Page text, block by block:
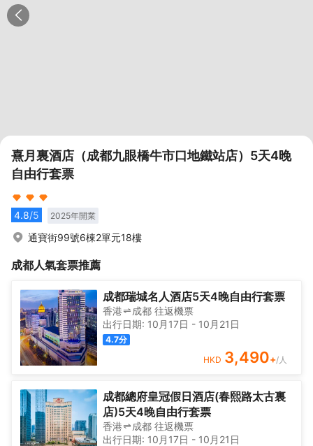
熹月裏酒店（成都九眼橋牛市口地鐵站店）5天4晚
自由行套票
4.8/5 2025年開業
通寶街99號6棟2單元18樓
成都人氣套票推薦
成都瑞城名人酒店5天4晚自由行套票
香港 成都 往返機票
出行日期: 10月17日 - 10月21日
4.7分
HKD 3,490+/人
成都總府皇冠假日酒店(春熙路太古裏
店)5天4晚自由行套票
香港 成都 往返機票
出行日期: 10月17日 - 10月21日